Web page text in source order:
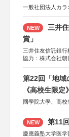
一般社団法人カラ
NEW
三井
賞」
三井住友信託銀行
協力：株式会社朝
第22回「地域
《高校生限定》
國學院大學、高校
NEW 第11
慶應義塾大学医学